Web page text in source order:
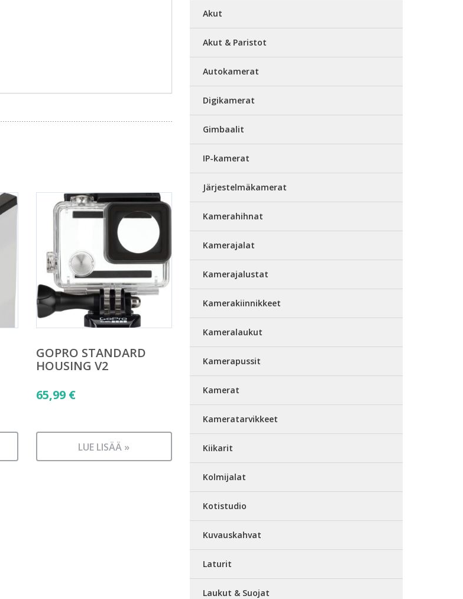
GOPRO STANDARD
HOUSING V2
65,99 €
LUE LISÄÄ »
Akut
Akut & Paristot
Autokamerat
Digikamerat
Gimbaalit
IP-kamerat
Järjestelmäkamerat
Kamerahihnat
Kamerajalat
Kamerajalustat
Kamerakiinnikkeet
Kameralaukut
Kamerapussit
Kamerat
Kameratarvikkeet
Kiikarit
Kolmijalat
Kotistudio
Kuvauskahvat
Laturit
Laukut & Suojat